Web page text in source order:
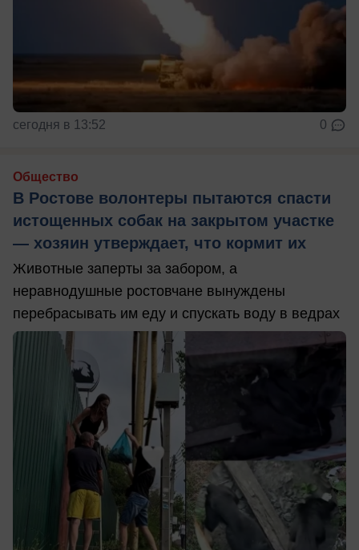
сегодня в 13:52 0
Общество
В Ростове волонтеры пытаются спасти
истощенных собак на закрытом участке
— хозяин утверждает, что кормит их
Животные заперты за забором, а
неравнодушные ростовчане вынуждены
перебрасывать им еду и спускать воду в ведрах